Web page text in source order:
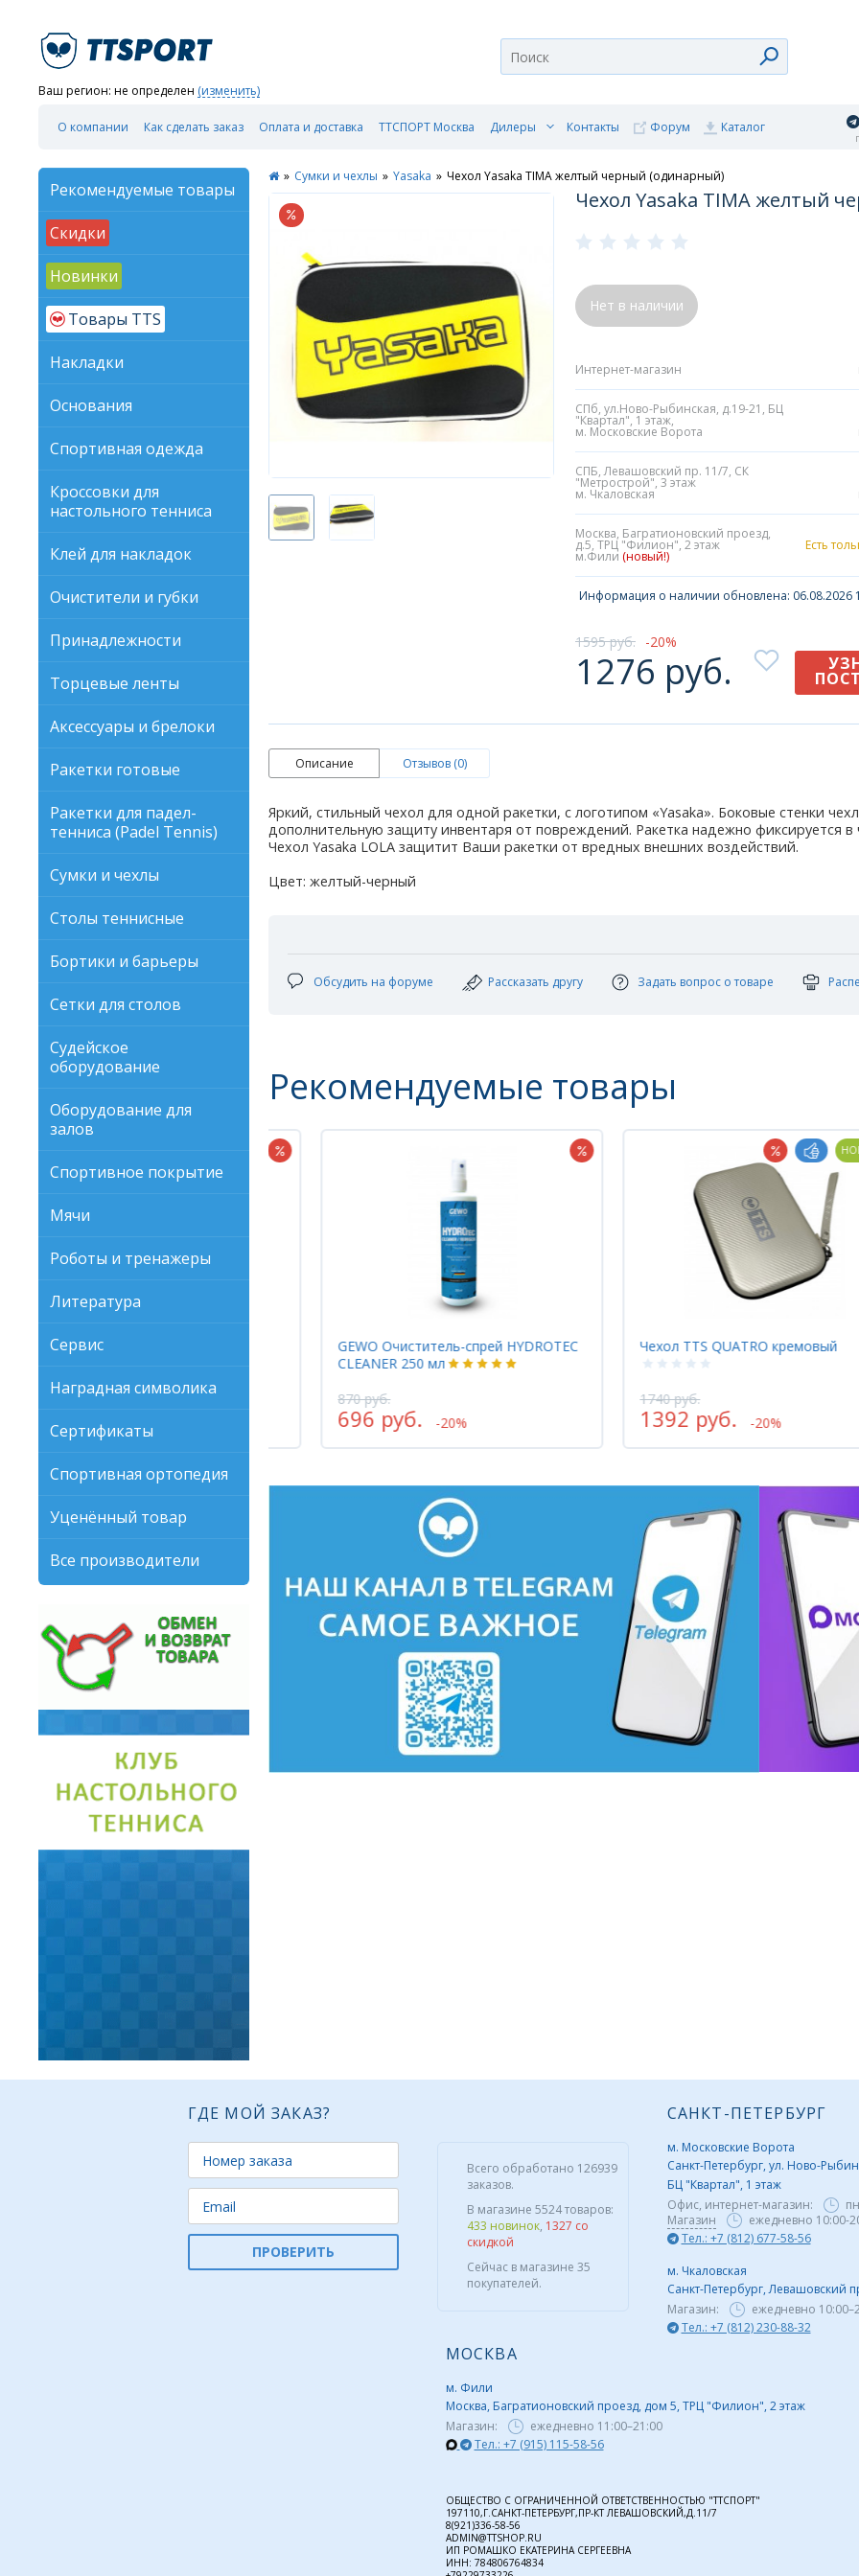
Ваш регион: не определен (изменить)
О компании Как сделать заказ Оплата и доставка ТТСПОРТ Москва Дилеры Контакты Форум Каталог
Рекомендуемые товары
Скидки
Новинки
Товары TTS
Накладки
Основания
Спортивная одежда
Кроссовки для
настольного тенниса
Клей для накладок
Очистители и губки
Принадлежности
Торцевые ленты
Аксессуары и брелоки
Ракетки готовые
Ракетки для падел-
тенниса (Padel Tennis)
Сумки и чехлы
Столы теннисные
Бортики и барьеры
Сетки для столов
Судейское
оборудование
Оборудование для
залов
Спортивное покрытие
Мячи
Роботы и тренажеры
Литература
Сервис
Наградная символика
Сертификаты
Спортивная ортопедия
Уценённый товар
Все производители
» Сумки и чехлы » Yasaka » Чехол Yasaka TIMA желтый черный (одинарный)
Чехол Yasaka TIMA желтый
Нет в наличии
Интернет-магазин
СПб, ул.Ново-Рыбинская, д.19-21, БЦ
"Квартал", 1 этаж,
м. Московские Ворота
СПБ, Левашовский пр. 11/7, СК
"Метрострой", 3 этаж
м. Чкаловская
Москва, Багратионовский проезд,
д.5, ТРЦ "Филион", 2 этаж
м.Фили (новый!)
Есть
Информация о наличии обновлена: 06.08.2026
1595 руб. 20
1276 руб.
Описание Отзывов (0)
Яркий, стильный чехол для одной ракетки, с логотипом «Yasaka». Боковые стенки
дополнительную защиту инвентаря от повреждений. Ракетка надежно фиксируется
Чехол Yasaka LOLA защитит Ваши ракетки от вредных внешних воздействий.
Цвет: желтый-черный
Обсудить на форуме Рассказать другу Задать вопрос о товаре
Рекомендуемые товары
Чехол GEWO MASTER одинарный
1740 руб.
1218 руб.
GEWO Очиститель-спрей HYDROTEC
CLEANER 250 мл
870 руб.
696 руб. -20%
Чехол TTS QUATRO кремовый
1740 руб.
1392 руб. -20%
ГДЕ МОЙ ЗАКАЗ?
ПРОВЕРИТЬ
Всего обработано 126939
заказов.
В магазине 5524 товаров:
433 новинок, 1327 со
скидкой
Сейчас в магазине 35
покупателей.
САНКТ-ПЕТЕРБУРГ
м. Московские Ворота
Санкт-Петербург, ул. Ново-
БЦ "Квартал", 1 этаж
Офис, интернет-магазин:
Магазин
ежедневно 10:00-
Тел.: +7 (812) 677-58-56
м. Чкаловская
Санкт-Петербург, Левашовский
Магазин:
ежедневно
Тел.: +7 (812) 230-88-32
МОСКВА
м. Фили
Москва, Багратионовский проезд, дом 5, ТРЦ "Филион", 2 этаж
Магазин:
ежедневно 11:00–21:00
Тел.: +7 (915) 115-58-56
ОБЩЕСТВО С ОГРАНИЧЕННОЙ ОТВЕТСТВЕННОСТЬЮ "ТТСПОРТ"
197110,Г.САНКТ-ПЕТЕРБУРГ,ПР-КТ ЛЕВАШОВСКИЙ,Д.11/7
8(921)336-58-56
ADMIN@TTSHOP.RU
ИП РОМАШКО ЕКАТЕРИНА СЕРГЕЕВНА
ИНН: 784806764834